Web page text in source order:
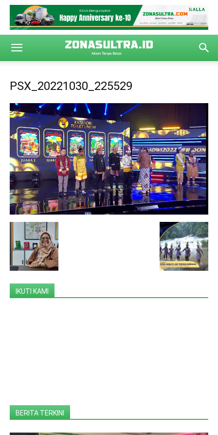
PSX_20221030_225529
IKUTI KAMI
BERITA TERKINI